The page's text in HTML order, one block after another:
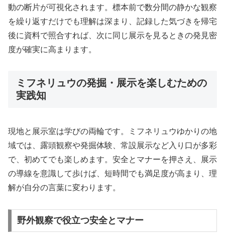
動の断片が可視化されます。標本前で数分間の静かな観察
を繰り返すだけでも理解は深まり、記録した気づきを帰宅
後に資料で照合すれば、次に同じ展示を見るときの発見密
度が確実に高まります。
ミフネリュウの発掘・展示を楽しむための
実践知
現地と展示室は学びの両輪です。ミフネリュウゆかりの地
域では、露頭観察や発掘体験、常設展示など入り口が多彩
で、初めてでも楽しめます。安全とマナーを押さえ、展示
の導線を意識して歩けば、短時間でも満足度が高まり、理
解が自分の言葉に変わります。
野外観察で役立つ安全とマナー